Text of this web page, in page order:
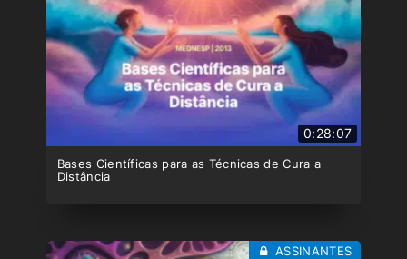
0:28:07
Bases Científicas para as Técnicas de Cura a
Distância
ASSINANTES